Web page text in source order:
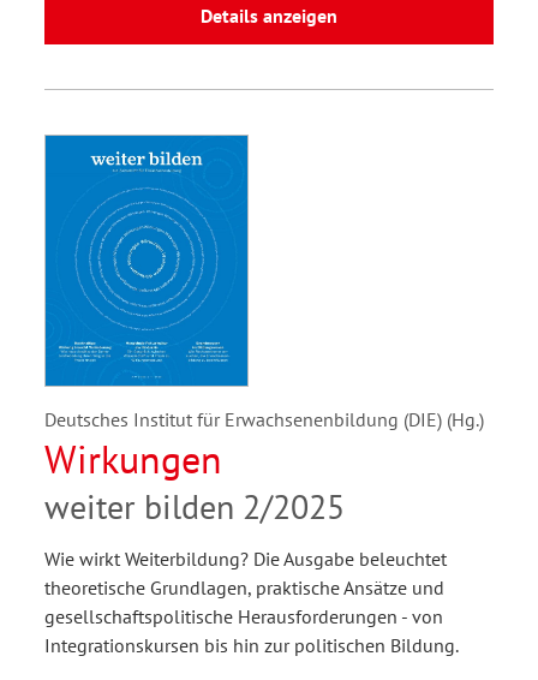
Details anzeigen
Deutsches Institut für Erwachsenenbildung (DIE) (Hg.)
Wirkungen
weiter bilden 2/2025
Wie wirkt Weiterbildung? Die Ausgabe beleuchtet
theoretische Grundlagen, praktische Ansätze und
gesellschaftspolitische Herausforderungen - von
Integrationskursen bis hin zur politischen Bildung.